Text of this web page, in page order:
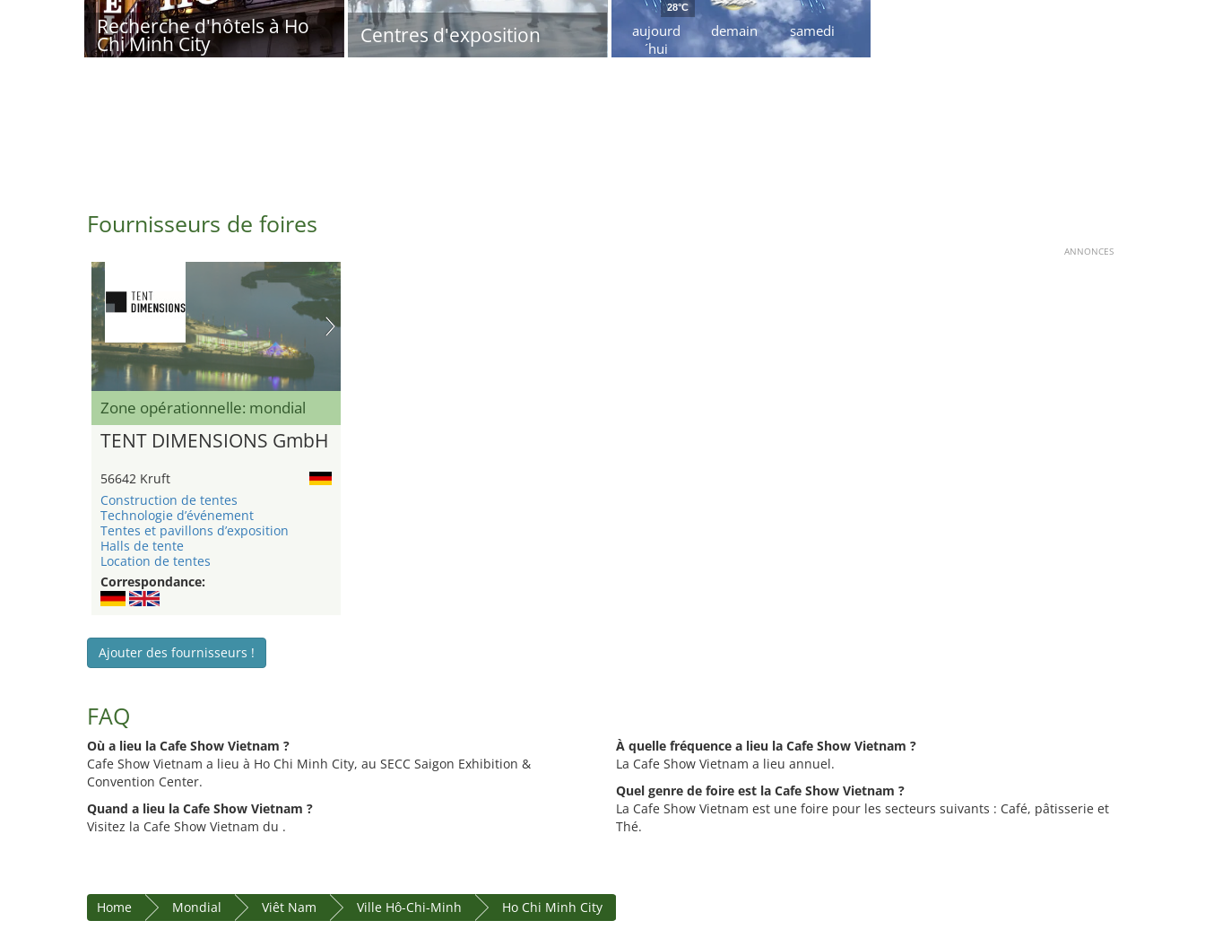
Recherche d'hôtels à Ho
Chi Minh City Centres d'exposition
aujourd
´hui
28°C
demain samedi
Fournisseurs de foires
ANNONCES
Zone opérationnelle: mondial
TENT DIMENSIONS GmbH
56642 Kruft
Construction de tentes
Technologie d’événement
Tentes et pavillons d’exposition
Halls de tente
Location de tentes
Correspondance:
Ajouter des fournisseurs !
FAQ
Où a lieu la Cafe Show Vietnam ?
Cafe Show Vietnam a lieu à Ho Chi Minh City, au SECC Saigon Exhibition &
Convention Center.
Quand a lieu la Cafe Show Vietnam ?
Visitez la Cafe Show Vietnam du .
À quelle fréquence a lieu la Cafe Show Vietnam ?
La Cafe Show Vietnam a lieu annuel.
Quel genre de foire est la Cafe Show Vietnam ?
La Cafe Show Vietnam est une foire pour les secteurs suivants : Café, pâtisserie et
Thé.
Home Mondial Viêt Nam Ville Hô-Chi-Minh Ho Chi Minh City